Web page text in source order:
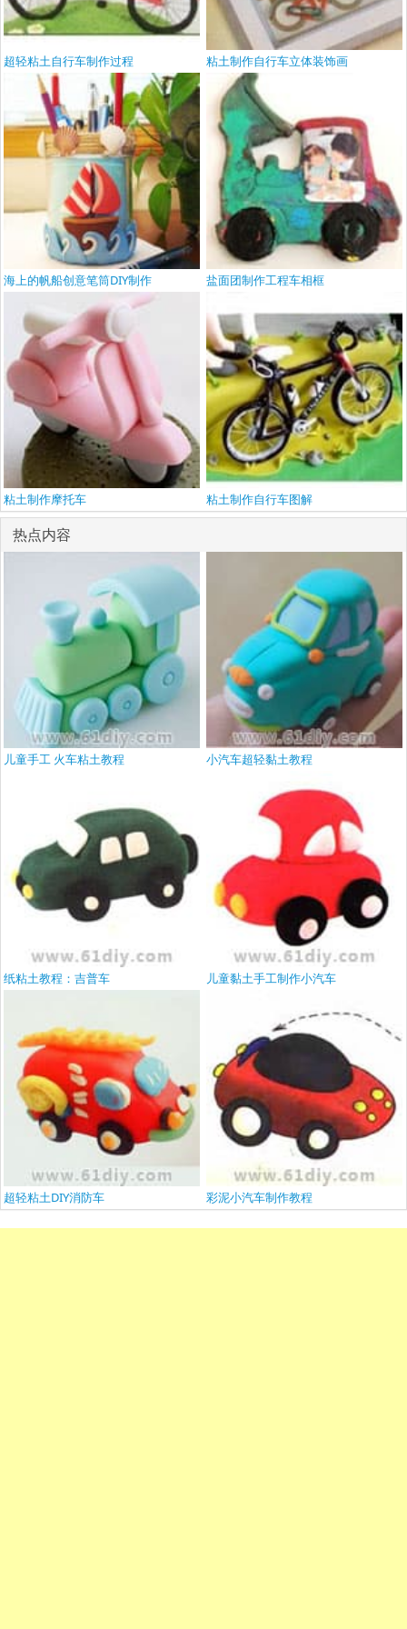
超轻粘土自行车制作过程 粘土制作自行车立体装饰画
海上的帆船创意笔筒DIY制作 盐面团制作工程车相框
粘土制作摩托车 粘土制作自行车图解
热点内容
儿童手工 火车粘土教程 小汽车超轻黏土教程
纸粘土教程：吉普车 儿童黏土手工制作小汽车
超轻粘土DIY消防车 彩泥小汽车制作教程